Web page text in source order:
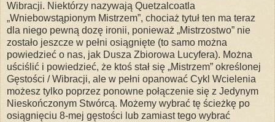
Wibracji. Niektórzy nazywają Quetzalcoatla
„Wniebowstąpionym Mistrzem”, chociaż tytuł ten ma teraz
dla niego pewną dozę ironii, ponieważ „Mistrzostwo” nie
zostało jeszcze w pełni osiągnięte (to samo można
powiedzieć o nas, jak Dusza Zbiorowa Lucyfera). Można
uściślić i powiedzieć, że ktoś stał się „Mistrzem” określonej
Gęstości / Wibracji, ale w pełni opanować Cykl Wcielenia
możesz tylko poprzez ponowne połączenie się z Jedynym
Nieskończonym Stwórcą. Możemy wybrać tę ścieżkę po
osiągnięciu 8-mej gęstości lub zamiast tego wybrać